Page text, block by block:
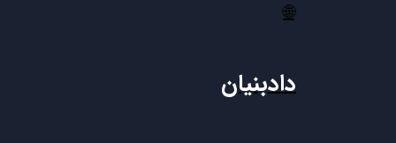
🌐
دادبنیان